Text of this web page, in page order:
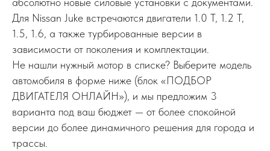
Для Nissan Juke встречаются двигатели 1.0 T, 1.2 T,
1.5, 1.6, а также турбированные версии в
зависимости от поколения и комплектации.
Не нашли нужный мотор в списке? Выберите модель
автомобиля в форме ниже (блок «ПОДБОР
ДВИГАТЕЛЯ ОНЛАЙН»), и мы предложим 3
варианта под ваш бюджет — от более спокойной
версии до более динамичного решения для города и
трассы.